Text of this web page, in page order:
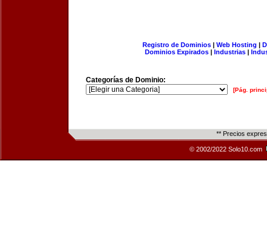
Registro de Dominios| Web Hosting |
Dominios Expirados | Industrias |
Categorías de Dominio:
[Pág.
** Precios
© 2002/2022 Solo10.com